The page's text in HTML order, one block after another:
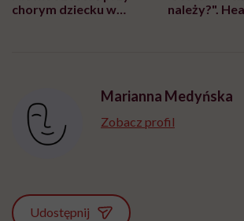
chorym dziecku w
należy?".
Marianna Medyńska
Zobacz profil
Udostępnij